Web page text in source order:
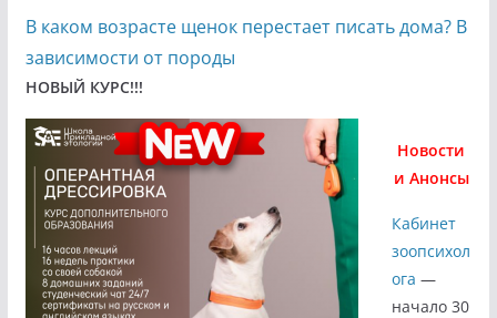
В каком возрасте щенок перестает писать дома? В
зависимости от породы
НОВЫЙ КУРС!!!
Новости
и Анонсы
Кабинет
зоопсихол
ога —
начало 30